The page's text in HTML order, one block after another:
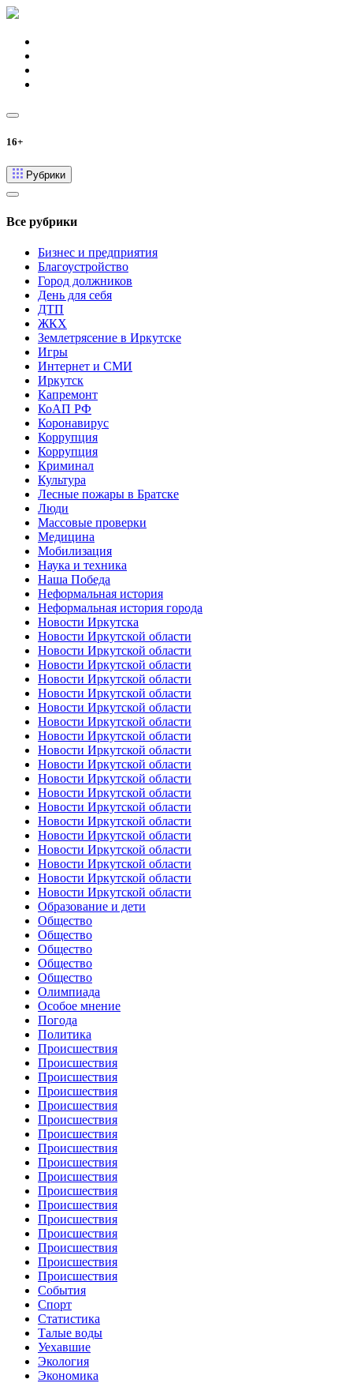
16+
Рубрики
Все рубрики
Бизнес и предприятия
Благоустройство
Город должников
День для себя
ДТП
ЖКХ
Землетрясение в Иркутске
Игры
Интернет и СМИ
Иркутск
Капремонт
КоАП РФ
Коронавирус
Коррупция
Коррупция
Криминал
Культура
Лесные пожары в Братске
Люди
Массовые проверки
Медицина
Мобилизация
Наука и техника
Наша Победа
Неформальная история
Неформальная история города
Новости Иркутска
Новости Иркутской области
Новости Иркутской области
Новости Иркутской области
Новости Иркутской области
Новости Иркутской области
Новости Иркутской области
Новости Иркутской области
Новости Иркутской области
Новости Иркутской области
Новости Иркутской области
Новости Иркутской области
Новости Иркутской области
Новости Иркутской области
Новости Иркутской области
Новости Иркутской области
Новости Иркутской области
Новости Иркутской области
Новости Иркутской области
Новости Иркутской области
Образование и дети
Общество
Общество
Общество
Общество
Общество
Олимпиада
Особое мнение
Погода
Политика
Происшествия
Происшествия
Происшествия
Происшествия
Происшествия
Происшествия
Происшествия
Происшествия
Происшествия
Происшествия
Происшествия
Происшествия
Происшествия
Происшествия
Происшествия
Происшествия
Происшествия
События
Спорт
Статистика
Талые воды
Уехавшие
Экология
Экономика